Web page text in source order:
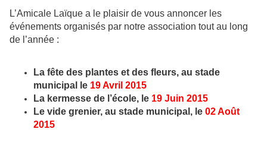
L’Amicale Laïque a le plaisir de vous annoncer les
événements organisés par notre association tout au long
de l’année :
La fête des plantes et des fleurs, au stade
municipal le 19 Avril 2015
La kermesse de l’école, le 19 Juin 2015
Le vide grenier, au stade municipal, le 02 Août
2015